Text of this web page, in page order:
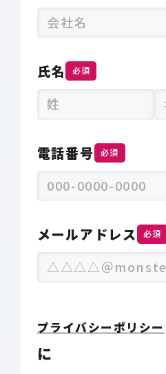
氏名 必須
電話番号 必須
メールアドレス 必須
プライバシーポリシー
に